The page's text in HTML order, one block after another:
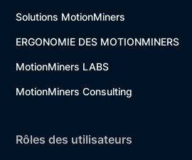
Solutions MotionMiners
ERGONOMIE DES MOTIONMINERS
MotionMiners LABS
MotionMiners Consulting
Rôles des utilisateurs